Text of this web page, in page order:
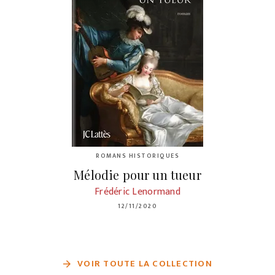
ROMANS HISTORIQUES
Mélodie pour un tueur
Frédéric Lenormand
12/11/2020
arrow_forward VOIR TOUTE LA COLLECTION